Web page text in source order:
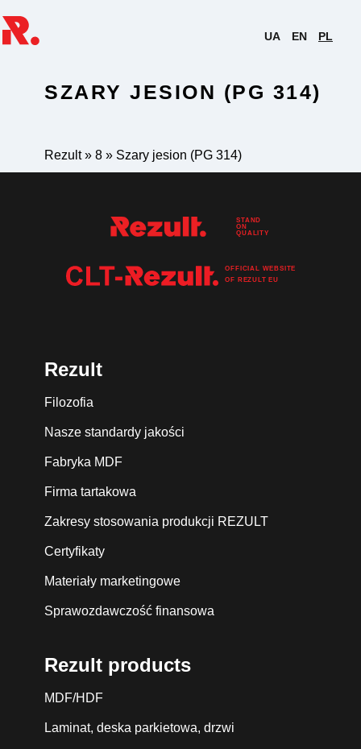
UA EN PL
SZARY JESION (PG 314)
Rezult» 8 » Szary jesion (PG 314)
STAND
ON
QUALITY
OFFICIAL WEBSITE
OF REZULT EU
Rezult
Filozofia
Nasze standardy jakości
Fabryka MDF
Firma tartakowa
Zakresy stosowania produkcji REZULT
Certyfikaty
Materiały marketingowe
Sprawozdawczość finansowa
Rezult products
MDF/HDF
Laminat, deska parkietowa, drzwi